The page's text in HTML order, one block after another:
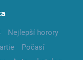
Nejlepší horory
Počasí